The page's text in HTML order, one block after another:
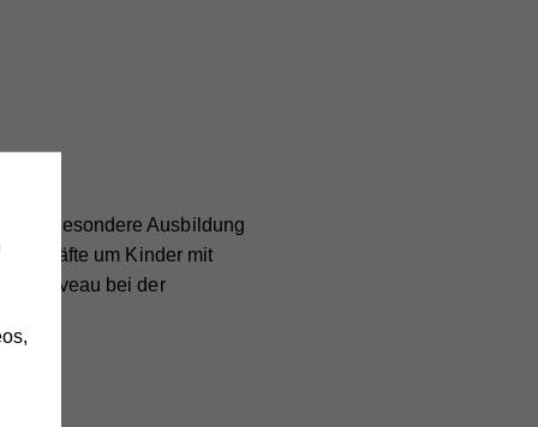
eine besondere Ausbildung
um Kinder mit
Niveau bei der